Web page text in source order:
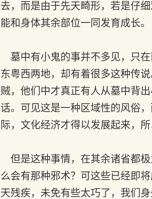
去，而是由于先天畸形，若是仔
能和身体其余部位一同发育成长。
墓中有小鬼的事并不多见，只
东粤西两地，却有着很多这种传
贼，他们中才真正有人从墓中背
话。可见这是一种区域性的风俗
际，文化经济才得以发展起来，
但是这种事情，在其余诸省都极
么会有那种邪术？可这些已经即
天残疾，未免有些太巧了，我们